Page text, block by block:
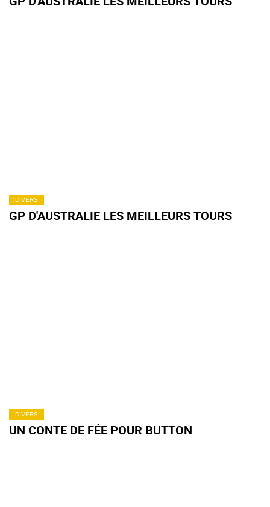
DIVERS
GP D'AUSTRALIE LES MEILLEURS TOURS
DIVERS
UN CONTE DE FÉE POUR BUTTON